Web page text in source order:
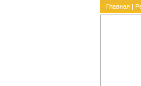
Главная |